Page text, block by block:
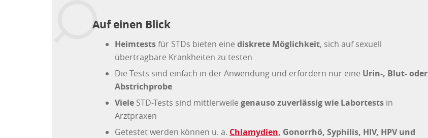
Auf einen Blick
Heimtestsfür STDs bieten eine diskrete Möglichkeit, sich auf sexuell
übertragbare Krankheiten zu testen
Die Tests sind einfach in der Anwendung und erfordern nur eine Urin-, Blut- oder
Abstrichprobe
Viele STD-Tests sind mittlerweile genauso zuverlässig wie Labortests in
Arztpraxen
Getestet werden können u. a. Chlamydien, Gonorrhö, Syphilis, HIV, HPV und